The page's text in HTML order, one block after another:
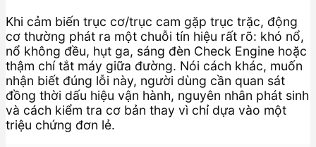
Khi cảm biến trục cơ/trục cam gặp trục trặc, động
cơ thường phát ra một chuỗi tín hiệu rất rõ: khó nổ,
nổ không đều, hụt ga, sáng đèn Check Engine hoặc
thậm chí tắt máy giữa đường. Nói cách khác, muốn
nhận biết đúng lỗi này, người dùng cần quan sát
đồng thời dấu hiệu vận hành, nguyên nhân phát sinh
và cách kiểm tra cơ bản thay vì chỉ dựa vào một
triệu chứng đơn lẻ.